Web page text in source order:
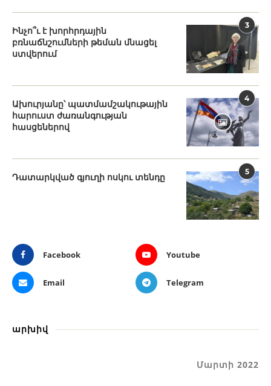
3
Ինչո՞ւ է խորհրդային
բռնաճնշումների թեման մնացել
ստվերում
4
Ախուրյանը՝ պատմամշակութային
հարուստ ժառանգության
հասցեներով
5
Դատարկված գյուղի ոսկու տենդը
Facebook Youtube
Email Telegram
արխիվ
Մարտի 2022